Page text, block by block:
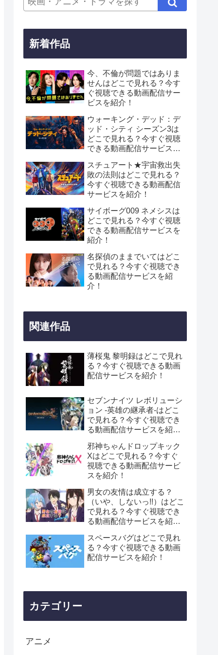
新着作品
今、不倫が問題ではありま
せんはどこで見れる？今す
ぐ視聴できる動画配信サー
ビスを紹介！
ウォーキング・デッド：デ
ッド・シティ シーズン3は
どこで見れる？今すぐ視聴
できる動画配信サービスを
スチュアート★宇宙救出失
敗の法則はどこで見れる？
今すぐ視聴できる動画配信
サービスを紹介！
サイボーグ009 ネメシスは
どこで見れる？今すぐ視聴
できる動画配信サービスを
紹介！
名探偵のままでいてはどこ
で見れる？今すぐ視聴でき
る動画配信サービスを紹
介！
関連作品
薄桜鬼 黎明録はどこで見れ
る？今すぐ視聴できる動画
配信サービスを紹介！
セブンナイツ レボリューシ
ョン -英雄の継承者-はどこ
で見れる？今すぐ視聴でき
る動画配信サービスを紹
邪神ちゃんドロップキック
Xはどこで見れる？今すぐ
視聴できる動画配信サービ
スを紹介！
男女の友情は成立する？
（いや、しないっ!!）はどこ
で見れる？今すぐ視聴でき
る動画配信サービスを紹
スペースバグはどこで見れ
る？今すぐ視聴できる動画
配信サービスを紹介！
カテゴリー
アニメ